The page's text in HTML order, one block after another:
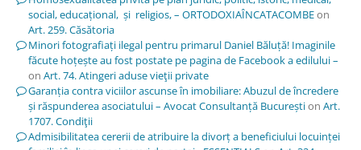
social, educațional, și religios, – ORTODOXIAÎNCATACOMBEon
Art. 259. Căsătoria
Minori fotografiați ilegal pentru primarul Daniel Băluță! Imaginile
făcute hoțește au fost postate pe pagina de Facebook a edilului –
on Art. 74. Atingeri aduse vieţii private
Garanția contra viciilor ascunse în imobiliare: Abuzul de încredere
și răspunderea asociatului – Avocat Consultanță Bucureștion Art.
1707. Condiţii
Admisibilitatea cererii de atribuire la divorț a beneficiului locuinței